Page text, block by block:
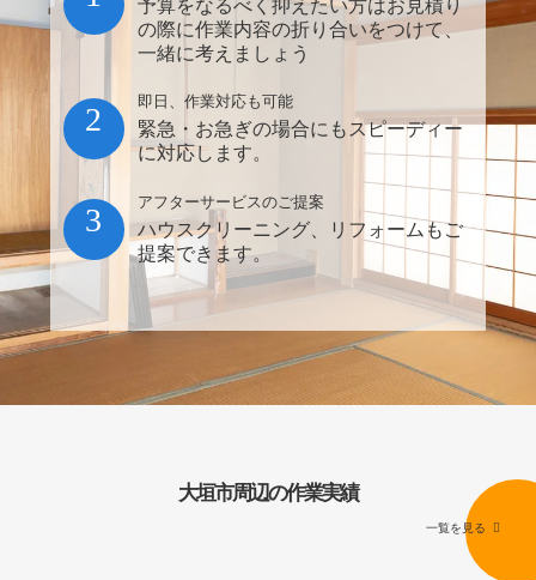
予算をなるべく抑えたい方はお見積り
の際に作業内容の折り合いをつけて、
一緒に考えましょう
即日、作業対応も可能
緊急・お急ぎの場合にもスピーディー
に対応します。
2
アフターサービスのご提案
ハウスクリーニング、リフォームもご
提案できます。
3
大垣市周辺の作業実績
一覧を見る